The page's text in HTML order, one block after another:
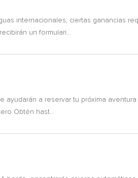
internacionales, ciertas ganancias
un formulari...
a reservar tu próxima
Obtén hast...